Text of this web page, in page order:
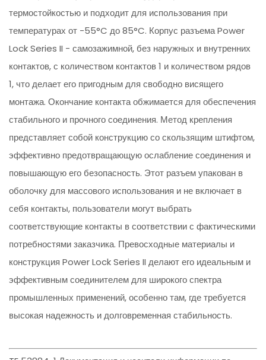
термостойкостью и подходит для использования при
температурах от -55°C до 85°C. Корпус разъема Power
Lock Series II - самозажимной, без наружных и внутренних
контактов, с количеством контактов 1 и количеством рядов
1, что делает его пригодным для свободно висящего
монтажа. Окончание контакта обжимается для обеспечения
стабильного и прочного соединения. Метод крепления
представляет собой конструкцию со скользящим штифтом,
эффективно предотвращающую ослабление соединения и
повышающую его безопасность. Этот разъем упакован в
оболочку для массового использования и не включает в
себя контакты, пользователи могут выбрать
соответствующие контакты в соответствии с фактическими
потребностями заказчика. Превосходные материалы и
конструкция Power Lock Series II делают его идеальным и
эффективным соединителем для широкого спектра
промышленных применений, особенно там, где требуется
высокая надежность и долговременная стабильность.